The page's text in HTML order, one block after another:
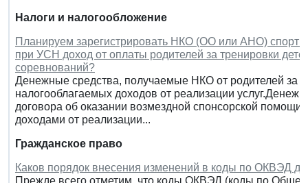
Налоги и налогообложение
Планируем зарегистрировать НКО (ОО или АНО)
при УСН доход от оплаты родителей за тренировки
соревнований?
Денежные средства, получаемые НКО от родителей за
налогооблагаемых доходов от реализации
договора об оказании возмездной спонсорской
доходами от реализации...
Гражданское право
Каков порядок внесения изменений в коды по ОКВЭД
Прежде всего отметим, что коды ОКВЭД (коды по